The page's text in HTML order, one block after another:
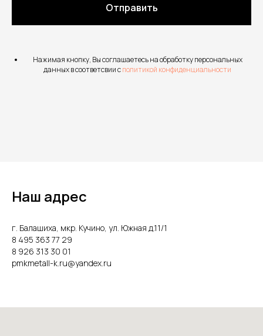
Отправить
Нажимая кнопку, Вы соглашаетесь на обработку персональных
данных в соответсвии сполитикой конфиденциальности
Наш адрес
г. Балашиха, мкр. Кучино, ул. Южная д.11/1
8 495 363 77 29
8 926 313 30 01
pmkmetall-k.ru@yandex.ru